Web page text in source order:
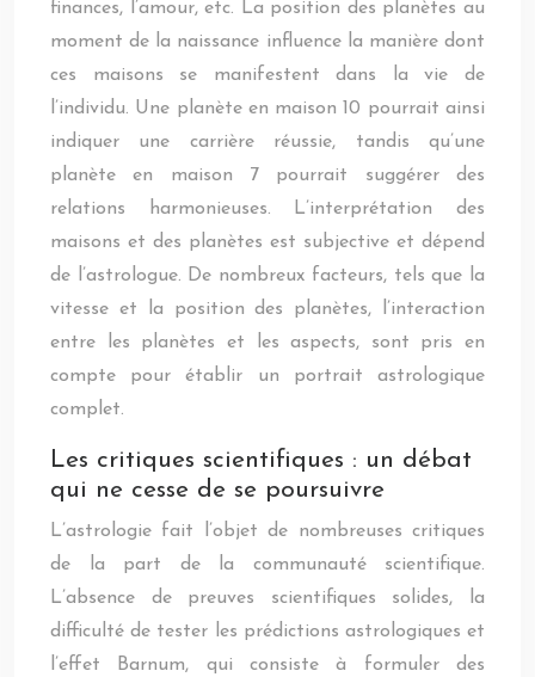
finances, l’amour, etc. La position des planètes au
moment de la naissance influence la manière dont
ces maisons se manifestent dans la vie de
l’individu. Une planète en maison 10 pourrait ainsi
indiquer une carrière réussie, tandis qu’une
planète en maison 7 pourrait suggérer des
relations harmonieuses. L’interprétation des
maisons et des planètes est subjective et dépend
de l’astrologue. De nombreux facteurs, tels que la
vitesse et la position des planètes, l’interaction
entre les planètes et les aspects, sont pris en
compte pour établir un portrait astrologique
complet.
Les critiques scientifiques : un débat
qui ne cesse de se poursuivre
L’astrologie fait l’objet de nombreuses critiques
de la part de la communauté scientifique.
L’absence de preuves scientifiques solides, la
difficulté de tester les prédictions astrologiques et
l’effet Barnum, qui consiste à formuler des